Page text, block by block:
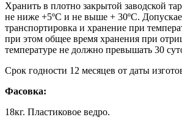
Хранить в плотно закрытой заводской
не ниже +5ºС и не выше + 30ºС.
транспортировка и хранение при
при этом общее время хранения при
температуре не должно превышать 30
Срок годности 12 месяцев от даты
Фасовка:
18кг. Пластиковое ведро.